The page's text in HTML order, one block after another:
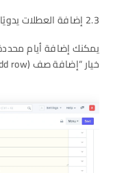
2.3 إضافة العطلات يدويًا
يمكنك إضافة أيام
خيار “إضافة صف (Add row)” داخل جدول العطلات.